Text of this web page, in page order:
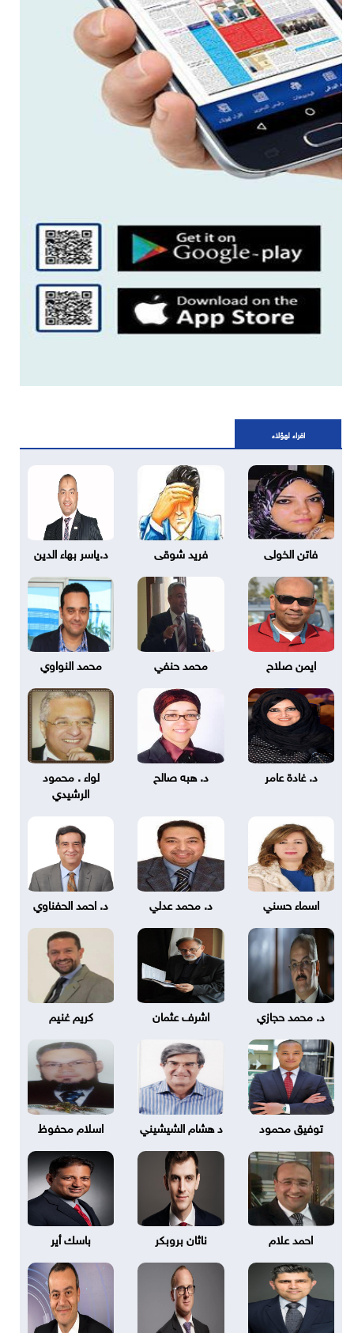
اقراء لهؤلاء
فاتن الخولى فريد شوقى د.ياسر بهاء الدين
ايمن صلاح محمد حنفي محمد النواوي
د. غادة عامر د. هبه صالح
لواء . محمود
الرشيدي
اسماء حسني د. محمد عدلي د. احمد الحفناوي
د. محمد حجازي اشرف عثمان كريم غنيم
توفيق محمود د هشام الشيشيني اسلام محفوظ
احمد علام ناثان بروبكر باسك أير